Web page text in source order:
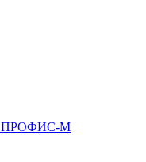
ПРОФИС-М